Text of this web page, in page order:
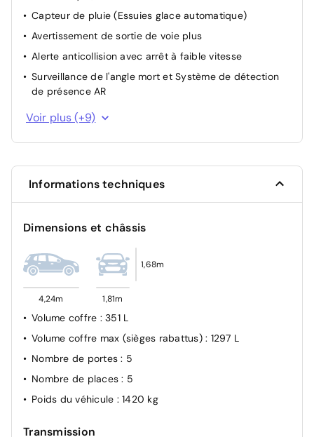
Capteur de pluie (Essuies glace automatique)
Avertissement de sortie de voie plus
Alerte anticollision avec arrêt à faible vitesse
Surveillance de l'angle mort et Système de détection
de présence AR
Alerte anticollision
Limiteur de vitesse
Frein de stationnement électrique
Airbag latéraux sièges AV
Airbags latéraux AV/AR
Voir plus (+9)
Informations techniques
Dimensions et châssis
4,24m 1,81m
1,68m
Volume coffre : 351 L
Volume coffre max (sièges rabattus) : 1297 L
Nombre de portes: 5
Nombre de places: 5
Poids du véhicule : 1420 kg
Transmission